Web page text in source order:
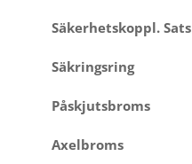
Säkerhetskoppl. Sats
Säkringsring
Påskjutsbroms
Axelbroms